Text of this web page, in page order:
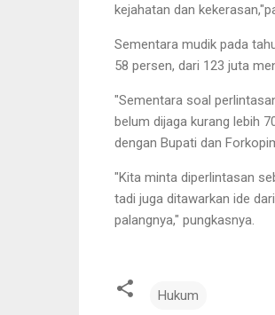
kejahatan dan
Sementara mudik pada
58 persen, dari 123 juta
"Sementara soal
belum dijaga kurang lebih
dengan Bupati dan
"Kita minta diperlintasan
tadi juga ditawarkan ide
palangnya," pungkasnya.
Hukum